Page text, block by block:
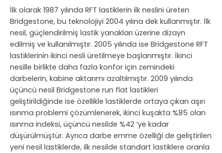
İlk olarak 1987 yılında RFT lastiklerin ilk neslini üreten
Bridgestone, bu teknolojiyi 2004 yılına dek kullanmıştır. İlk
nesil, güçlendirilmiş lastik yanakları üzerine dizayn
edilmiş ve kullanılmıştır. 2005 yılında ise Bridgestone RFT
lastiklerinin ikinci nesli üretilmeye başlanmıştır. İkinci
nesille birlikte daha fazla konfor için zemindeki
darbelerin, kabine aktarımı azaltılmıştır. 2009 yılında
üçüncü nesil Bridgestone run flat lastikleri
geliştirildiğinde ise özellikle lastiklerde ortaya çıkan aşırı
ısınma problemi çözümlenerek, ikinci kuşakta %85 olan
ısınma indeksi, üçüncü nesilde %42 ‘ye kadar
düşürülmüştür. Ayrıca darbe emme özelliği de geliştirilen
yeni nesil lastiklerde, ilk nesilde standart lastiklere oranla